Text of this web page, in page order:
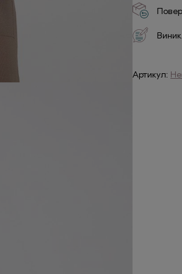
Артикул: